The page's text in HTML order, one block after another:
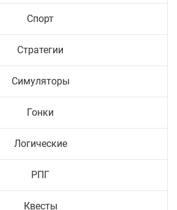
Спорт
Стратегии
Симуляторы
Гонки
Логические
РПГ
Квесты